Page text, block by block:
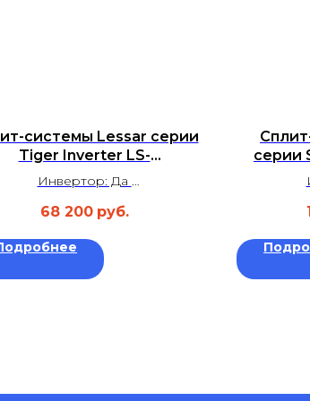
системы Lessar серии
Tiger Inverter LS-
HE12KBE2/LU-HE12KBE2
Инвертор: Да
Уровень шума: 21 дБ
Гарантия: 4 года
68 200 руб.
серии
PRO